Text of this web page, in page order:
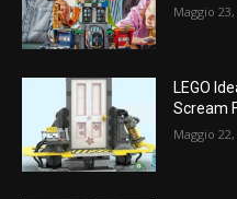
Maggio
LEGO
Scream
Maggio